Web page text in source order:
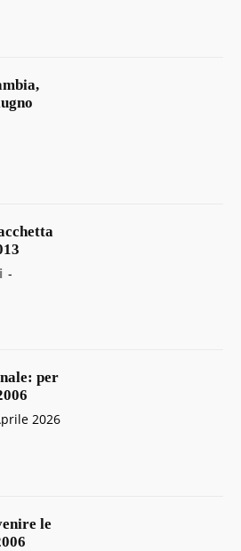
-
per
2026
le